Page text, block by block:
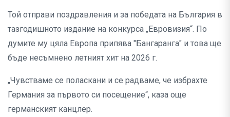
Той отправи поздравления и за победата на България в
тазгодишното издание на конкурса „Евровизия“. По
думите му цяла Европа припява "Бангаранга" и това ще
бъде несъмнено летният хит на 2026 г.
„Чувстваме се поласкани и се радваме, че избрахте
Германия за първото си посещение“, каза още
германският канцлер.